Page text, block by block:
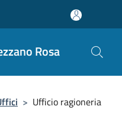
Rosa
> Ufficio ragioneria